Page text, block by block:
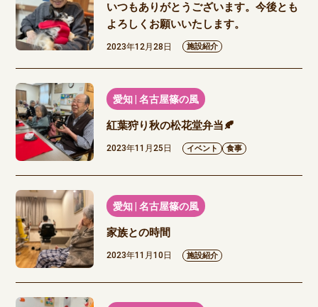
いつもありがとうございます。今後とも
よろしくお願いいたします。
2023年12月28日 施設紹介
愛知 | 名古屋篠の風
紅葉狩り秋の松花堂弁当🍂
2023年11月25日 イベント 食事
愛知 | 名古屋篠の風
家族との時間
2023年11月10日 施設紹介